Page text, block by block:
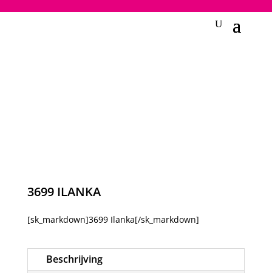
3699 ILANKA
[sk_markdown]3699 Ilanka[/sk_markdown]
Beschrijving